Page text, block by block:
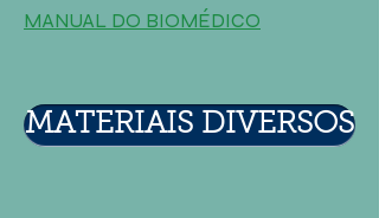
MANUAL DO BIOMÉDICO
MATERIAIS DIVERSOS